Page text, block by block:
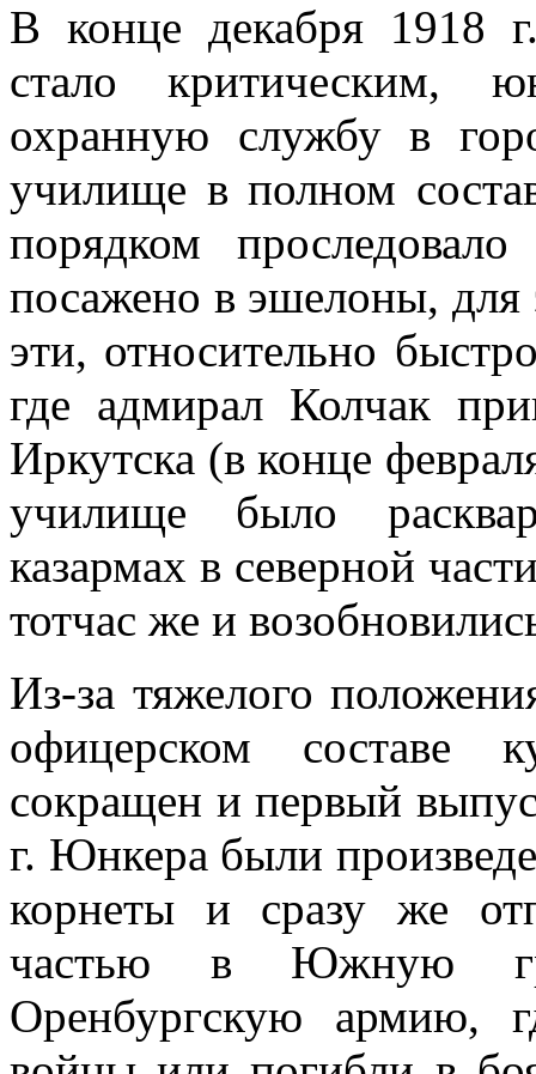
В конце декабря 1918
стало критическим,
охранную службу в
училище в полном
порядком
посажено в эшелоны,
эти, относительно
где адмирал Колчак
Иркутска (в конце
училище было
казармах в северной
тотчас же и
Из-за тяжелого
офицерском составе
сокращен и первый
г. Юнкера были
корнеты и сразу же
частью в Южную
Оренбургскую армию,